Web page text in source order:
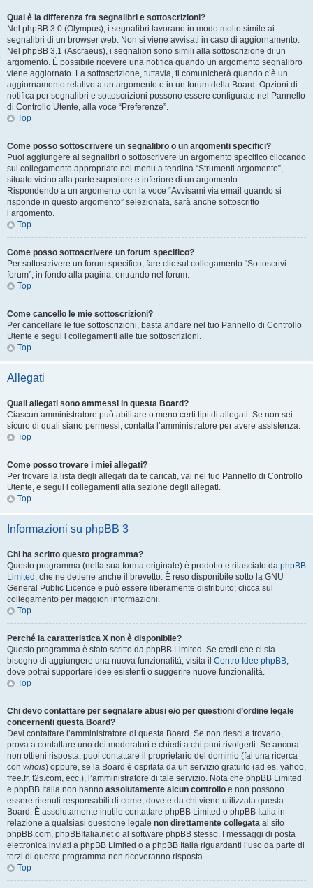
Qual è la differenza fra segnalibri e sottoscrizioni?
Nel phpBB 3.0 (Olympus), i segnalibri lavorano in modo molto simile ai
segnalibri di un browser web. Non si viene avvisati in caso di aggiornamento.
Nel phpBB 3.1 (Ascraeus), i segnalibri sono simili alla sottoscrizione di un
argomento. È possibile ricevere una notifica quando un argomento segnalibro
viene aggiornato. La sottoscrizione, tuttavia, ti comunicherà quando c’è un
aggiornamento relativo a un argomento o in un forum della Board. Opzioni di
notifica per segnalibri e sottoscrizioni possono essere configurate nel Pannello
di Controllo Utente, alla voce “Preferenze”.
Top
Come posso sottoscrivere un segnalibro o un argomenti specifici?
Puoi aggiungere ai segnalibri o sottoscrivere un argomento specifico cliccando
sul collegamento appropriato nel menu a tendina “Strumenti argomento”,
situato vicino alla parte superiore e inferiore di un argomento.
Rispondendo a un argomento con la voce “Avvisami via email quando si
risponde in questo argomento” selezionata, sarà anche sottoscritto
l’argomento.
Top
Come posso sottoscrivere un forum specifico?
Per sottoscrivere un forum specifico, fare clic sul collegamento “Sottoscrivi
forum”, in fondo alla pagina, entrando nel forum.
Top
Come cancello le mie sottoscrizioni?
Per cancellare le tue sottoscrizioni, basta andare nel tuo Pannello di Controllo
Utente e segui i collegamenti alle tue sottoscrizioni.
Top
Allegati
Quali allegati sono ammessi in questa Board?
Ciascun amministratore può abilitare o meno certi tipi di allegati. Se non sei
sicuro di quali siano permessi, contatta l’amministratore per avere assistenza.
Top
Come posso trovare i miei allegati?
Per trovare la lista degli allegati da te caricati, vai nel tuo Pannello di Controllo
Utente, e segui i collegamenti alla sezione degli allegati.
Top
Informazioni su phpBB 3
Chi ha scritto questo programma?
Questo programma (nella sua forma originale) è prodotto e rilasciato da phpBB
Limited , che ne detiene anche il brevetto. È reso disponibile sotto la GNU
General Public Licence e può essere liberamente distribuito; clicca sul
collegamento per maggiori informazioni.
Top
Perché la caratteristica X non è disponibile?
Questo programma è stato scritto da phpBB Limited. Se credi che ci sia
bisogno di aggiungere una nuova funzionalità, visita il Centro Idee phpBB,
dove potrai supportare idee esistenti o suggerire nuove funzionalità.
Top
Chi devo contattare per segnalare abusi e/o per questioni d’ordine legale
concernenti questa Board?
Devi contattare l’amministratore di questa Board. Se non riesci a trovarlo,
prova a contattare uno dei moderatori e chiedi a chi puoi rivolgerti. Se ancora
non ottieni risposta, puoi contattare il proprietario del dominio (fai una ricerca
con whois) oppure, se la Board è ospitata da un servizio gratuito (ad es. yahoo,
free.fr, f2s.com, ecc.), l’amministratore di tale servizio. Nota che phpBB Limited
e phpBB Italia non hanno assolutamente alcun controllo e non possono
essere ritenuti responsabili di come, dove e da chi viene utilizzata questa
Board. È assolutamente inutile contattare phpBB Limited o phpBB Italia in
relazione a qualsiasi questione legale non direttamente collegata al sito
phpBB.com, phpBBItalia.net o al software phpBB stesso. I messaggi di posta
elettronica inviati a phpBB Limited o a phpBB Italia riguardanti l’uso da parte di
terzi di questo programma non riceveranno risposta.
Top